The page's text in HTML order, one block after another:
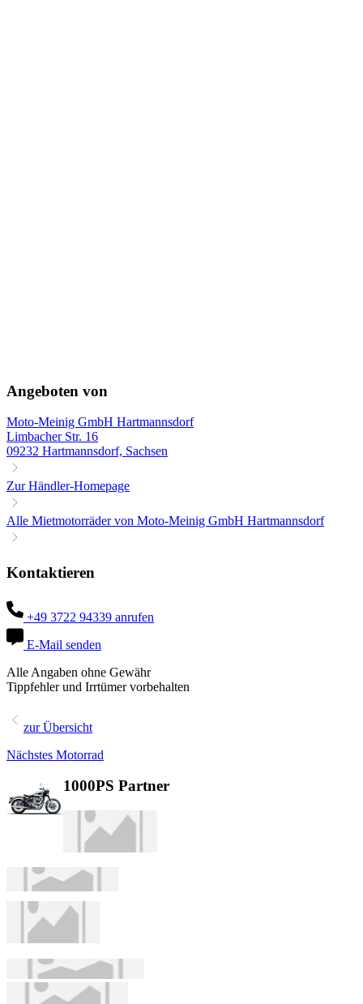
Angeboten von
Moto-Meinig GmbH Hartmannsdorf
Limbacher Str. 16
09232 Hartmannsdorf, Sachsen
Zur Händler-Homepage
Alle Mietmotorräder von Moto-Meinig GmbH Hartmannsdorf
Kontaktieren
+49 3722 94339 anrufen
E-Mail senden
Alle Angaben ohne Gewähr
Tippfehler und Irrtümer vorbehalten
zur Übersicht
Nächstes Motorrad
1000PS Partner